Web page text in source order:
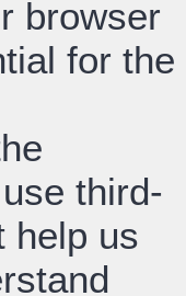
browser
for the
third-
help us